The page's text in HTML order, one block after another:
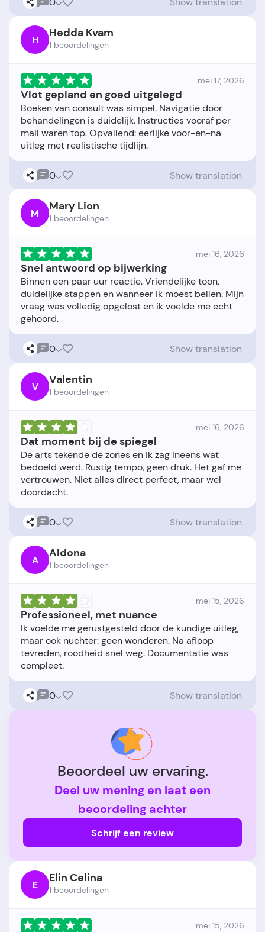
H Hedda Kvam
1 beoordelingen
mei 17, 2026
Vlot gepland en goed uitgelegd
Boeken van consult was simpel. Navigatie door
behandelingen is duidelijk. Instructies vooraf per
mail waren top. Opvallend: eerlijke voor-en-na
0 Show translation
M Mary Lion
1 beoordelingen
mei 16, 2026
Snel antwoord op bijwerking
Binnen een paar uur reactie. Vriendelijke toon,
duidelijke stappen en wanneer ik moest bellen. Mijn
vraag was volledig opgelost en ik voelde me echt
0 Show translation
V Valentin
1 beoordelingen
mei 16, 2026
Dat moment bij de spiegel
De arts tekende de zones en ik zag ineens wat
bedoeld werd. Rustig tempo, geen druk. Het gaf me
vertrouwen. Niet alles direct perfect, maar wel
0 Show translation
A Aldona
1 beoordelingen
mei 15, 2026
Professioneel, met nuance
Ik voelde me gerustgesteld door de kundige uitleg,
maar ook nuchter: geen wonderen. Na afloop
tevreden, roodheid snel weg. Documentatie was
0 Show translation
Beoordeel uw ervaring.
Deel uw mening en laat een
beoordeling achter
Schrijf een review
E Elin Celina
1 beoordelingen
mei 15, 2026